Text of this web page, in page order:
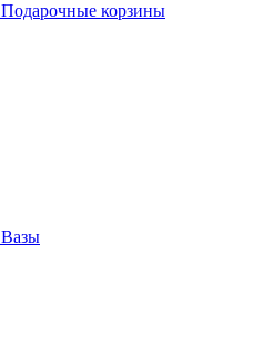
Подарочные корзины
Вазы